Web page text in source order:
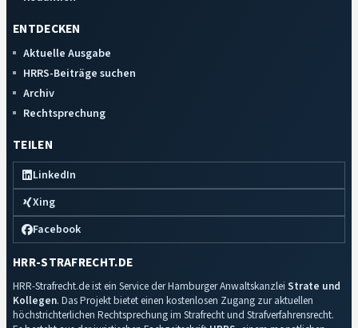
ENTDECKEN
Aktuelle Ausgabe
HRRS-Beiträge suchen
Archiv
Rechtsprechung
TEILEN
LinkedIn
Xing
Facebook
HRR-STRAFRECHT.DE
HRR-Strafrecht.de ist ein Service der Hamburger Anwaltskanzlei Strate und
Kollegen. Das Projekt bietet einen kostenlosen Zugang zur aktuellen
höchstrichterlichen Rechtsprechung im Strafrecht und Strafverfahrensrecht.